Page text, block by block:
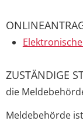
ZUSTÄNDIGE
die
Meldebehörde ist